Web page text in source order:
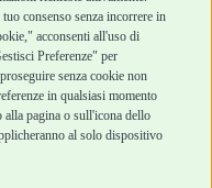
consenso senza incorrere in
acconsenti all'uso di
Preferenze" per
senza cookie non
in qualsiasi momento
pagina o sull'icona dello
al solo dispositivo
Forlì (FC)
096850